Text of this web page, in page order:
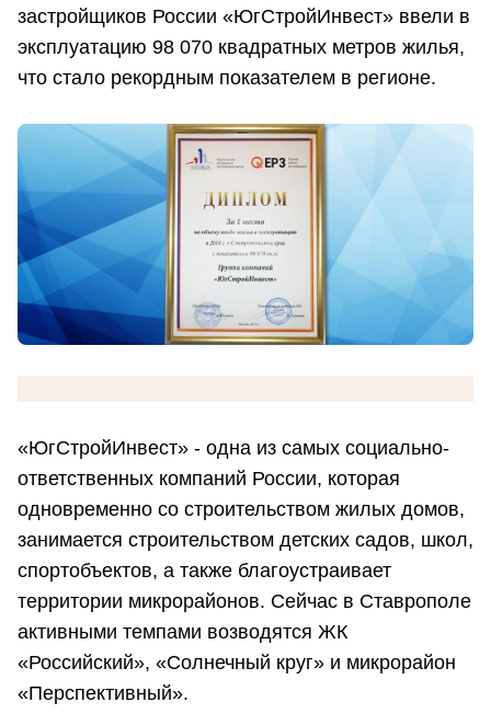
застройщиков России «ЮгСтройИнвест» ввели в
эксплуатацию 98 070 квадратных метров жилья,
что стало рекордным показателем в регионе.
«ЮгСтройИнвест» - одна из самых социально-
ответственных компаний России, которая
одновременно со строительством жилых домов,
занимается строительством детских садов, школ,
спортобъектов, а также благоустраивает
территории микрорайонов. Сейчас в Ставрополе
активными темпами возводятся ЖК
«Российский», «Солнечный круг» и микрорайон
«Перспективный».